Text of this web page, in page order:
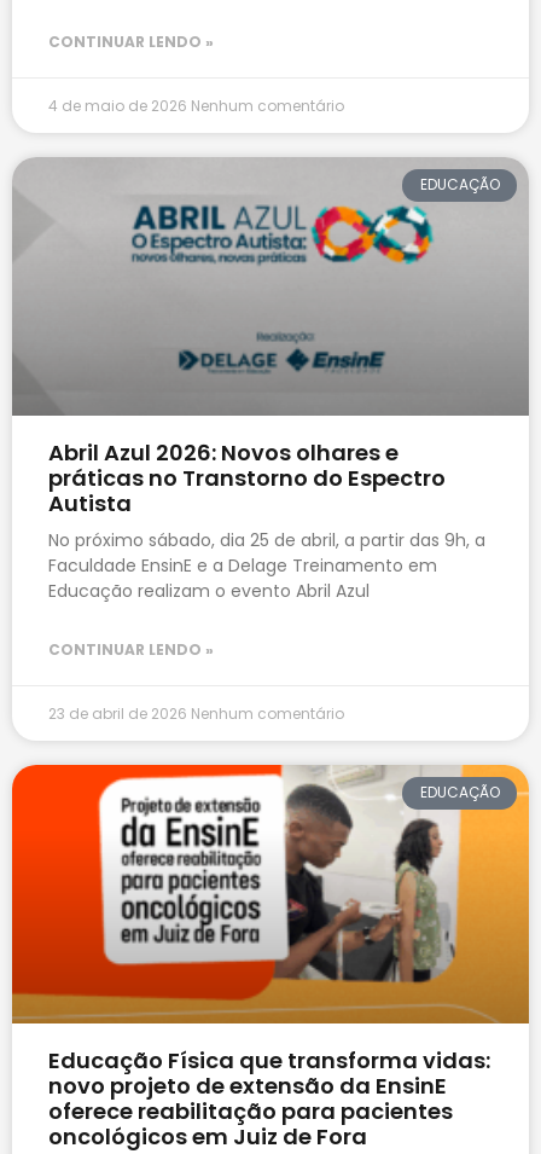
CONTINUAR LENDO »
4 de maio de 2026 Nenhum comentário
EDUCAÇÃO
Abril Azul 2026: Novos olhares e
práticas no Transtorno do Espectro
Autista
No próximo sábado, dia 25 de abril, a partir das 9h, a
Faculdade EnsinE e a Delage Treinamento em
Educação realizam o evento Abril Azul
CONTINUAR LENDO »
23 de abril de 2026 Nenhum comentário
EDUCAÇÃO
Educação Física que transforma vidas:
novo projeto de extensão da EnsinE
oferece reabilitação para pacientes
oncológicos em Juiz de Fora